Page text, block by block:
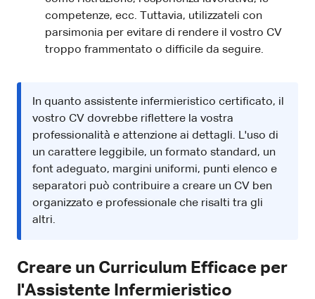
competenze, ecc. Tuttavia, utilizzateli con
parsimonia per evitare di rendere il vostro CV
troppo frammentato o difficile da seguire.
In quanto assistente infermieristico certificato, il
vostro CV dovrebbe riflettere la vostra
professionalità e attenzione ai dettagli. L'uso di
un carattere leggibile, un formato standard, un
font adeguato, margini uniformi, punti elenco e
separatori può contribuire a creare un CV ben
organizzato e professionale che risalti tra gli
altri.
Creare un Curriculum Efficace per
l'Assistente Infermieristico